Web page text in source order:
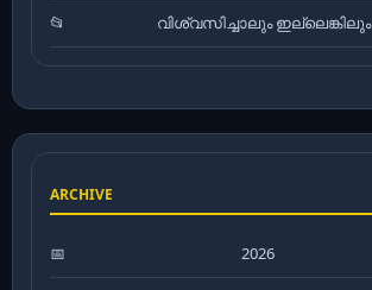
വിശ്വസിച്ചാലും ഇല്ലെങ്കിലും
ARCHIVE
2026